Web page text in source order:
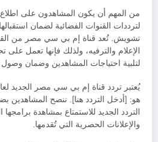
من المهم أن يكون المشاهدون على اطلاع
لترددات القنوات الفضائية لضمان
تشويش. تُعد قناة إم بي سي مصر من
الإعلام والترفيه، ولذلك فإنها تعمل
لتلبية احتياجات المشاهدين وضمان
هو: [أدخل التردد هنا]. ننصح المشاهدين
التردد الجديد للاستمتاع بمشاهدة برامجها
والإعلانات الحصرية التي تُقدمها.